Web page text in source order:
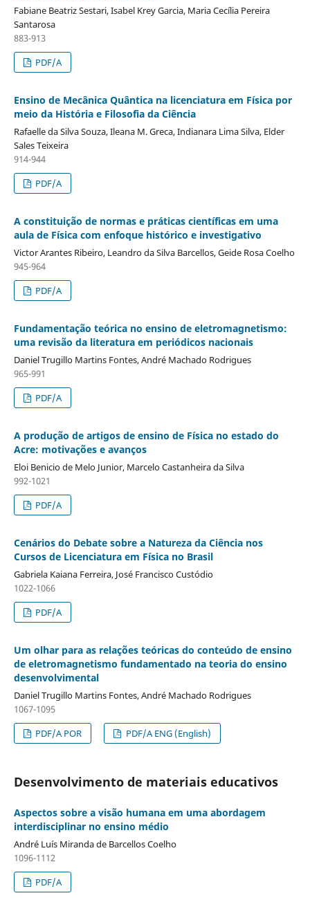
Fabiane Beatriz Sestari, Isabel Krey Garcia, Maria Cecília Pereira
Santarosa
883-913
PDF/A
Ensino de Mecânica Quântica na licenciatura em Física por
meio da História e Filosofia da Ciência
Rafaelle da Silva Souza, Ileana M. Greca, Indianara Lima Silva, Elder
Sales Teixeira
914-944
PDF/A
A constituição de normas e práticas científicas em uma
aula de Física com enfoque histórico e investigativo
Victor Arantes Ribeiro, Leandro da Silva Barcellos, Geide Rosa Coelho
945-964
PDF/A
Fundamentação teórica no ensino de eletromagnetismo:
uma revisão da literatura em periódicos nacionais
Daniel Trugillo Martins Fontes, André Machado Rodrigues
965-991
PDF/A
A produção de artigos de ensino de Física no estado do
Acre: motivações e avanços
Eloi Benicio de Melo Junior, Marcelo Castanheira da Silva
992-1021
PDF/A
Cenários do Debate sobre a Natureza da Ciência nos
Cursos de Licenciatura em Física no Brasil
Gabriela Kaiana Ferreira, José Francisco Custódio
1022-1066
PDF/A
Um olhar para as relações teóricas do conteúdo de ensino
de eletromagnetismo fundamentado na teoria do ensino
desenvolvimental
Daniel Trugillo Martins Fontes, André Machado Rodrigues
1067-1095
PDF/A POR
PDF/A ENG (English)
Desenvolvimento de materiais educativos
Aspectos sobre a visão humana em uma abordagem
interdisciplinar no ensino médio
André Luís Miranda de Barcellos Coelho
1096-1112
PDF/A